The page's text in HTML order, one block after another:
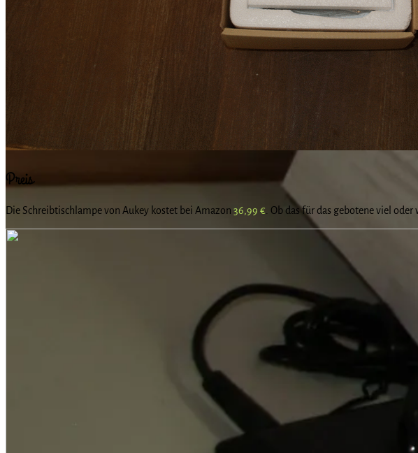
Preis
Die Schreibtischlampe von Aukey kostet bei Amazon 36,99 €. Ob das für das gebotene viel